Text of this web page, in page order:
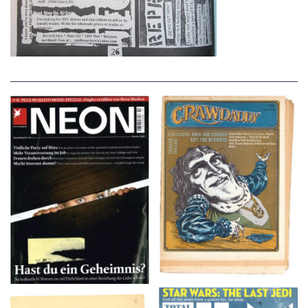
NEON – OKTOBER
2008
Crawdaddy – June/11/72